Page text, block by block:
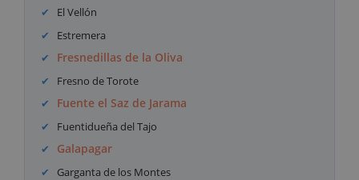
El Vellón
Estremera
Fresnedillas de la Oliva
Fresno de Torote
Fuente el Saz de Jarama
Fuentidueña del Tajo
Galapagar
Garganta de los Montes